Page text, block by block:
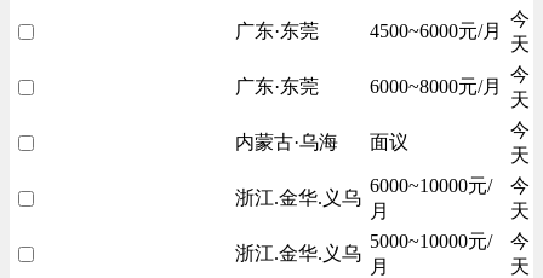
广东·东莞 4500~6000元/月
今
天
广东·东莞 6000~8000元/月
今
天
内蒙古·乌海 面议
今
天
浙江.金华.义乌
6000~10000元/
月
今
天
浙江.金华.义乌
5000~10000元/
月
今
天